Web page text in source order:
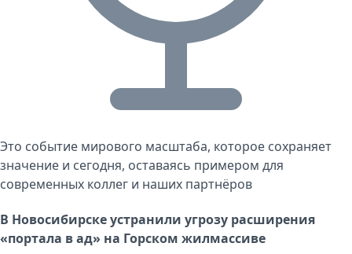
Это событие мирового масштаба, которое сохраняет
значение и сегодня, оставаясь примером для
современных коллег и наших партнёров
В Новосибирске устранили угрозу расширения
«портала в ад» на Горском жилмассиве